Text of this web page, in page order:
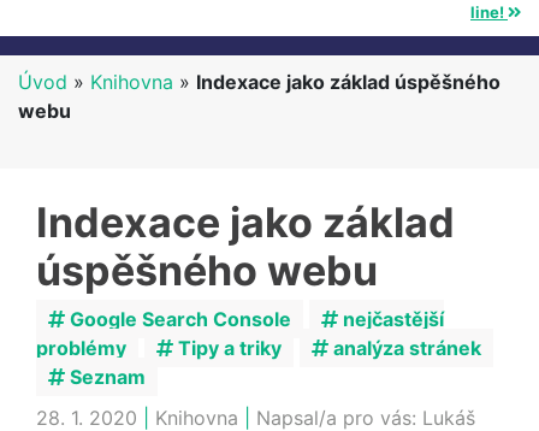
line!
Úvod » Knihovna » Indexace jako základ úspěšného
webu
Indexace jako základ
úspěšného webu
Google Search Console
nejčastější
problémy
Tipy a triky
analýza stránek
Seznam
28. 1. 2020
Knihovna Napsal/a pro vás: Lukáš